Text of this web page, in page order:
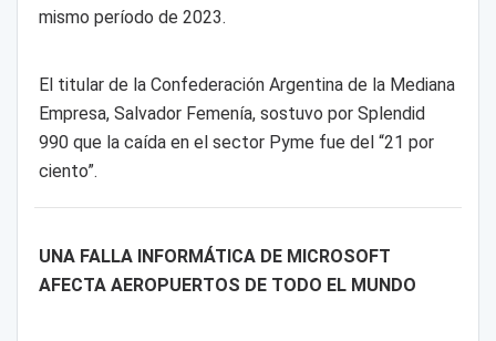
mismo período de 2023.
El titular de la Confederación Argentina de la Mediana
Empresa, Salvador Femenía, sostuvo por Splendid
990 que la caída en el sector Pyme fue del “21 por
ciento”.
UNA FALLA INFORMÁTICA DE MICROSOFT
AFECTA AEROPUERTOS DE TODO EL MUNDO